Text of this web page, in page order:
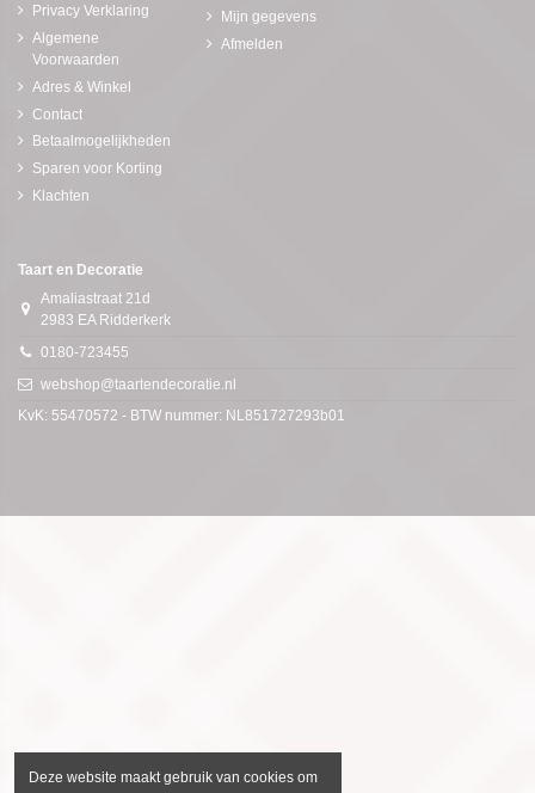
Privacy Verklaring
Algemene
Voorwaarden
Adres & Winkel
Contact
Betaalmogelijkheden
Sparen voor Korting
Klachten
Mijn gegevens
Afmelden
Taart en Decoratie
Amaliastraat 21d
2983 EA Ridderkerk
0180-723455
webshop@taartendecoratie.nl
KvK: 55470572 - BTW nummer: NL851727293b01
Deze website maakt gebruik van cookies om